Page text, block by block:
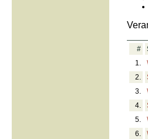
#
1.
2.
3.
4.
5.
6.